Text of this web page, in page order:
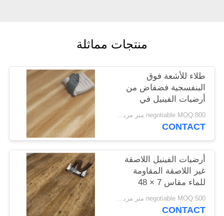
منتجات مماثلة
طلاء للأشعة فوق
البنفسجية فضفاض من
أرضيات الفينيل في
مانعة للانزلاق
negotiable MOQ:800 متر مربع لكل لون
CONTACT
أرضيات الفينيل اللاصقة
غير اللاصقة المقاومة
للماء مقاس 7 × 48
بوصة
negotiable MOQ:500 متر مربع لكل لون
CONTACT